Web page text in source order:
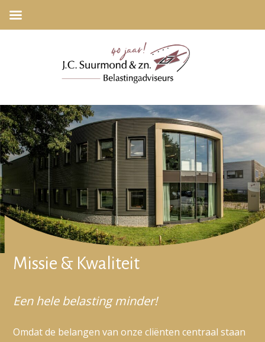
Missie & Kwaliteit
Een hele belasting minder!
Omdat de belangen van onze cliënten centraal staan